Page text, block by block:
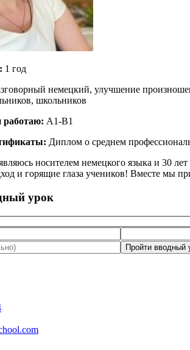
1 год
немецкий, улучшение
школьников
работаю: A1-B1
Диплом о среднем
носителем немецкого языка и 30
и горящие глаза учеников! Вместе мы
урок